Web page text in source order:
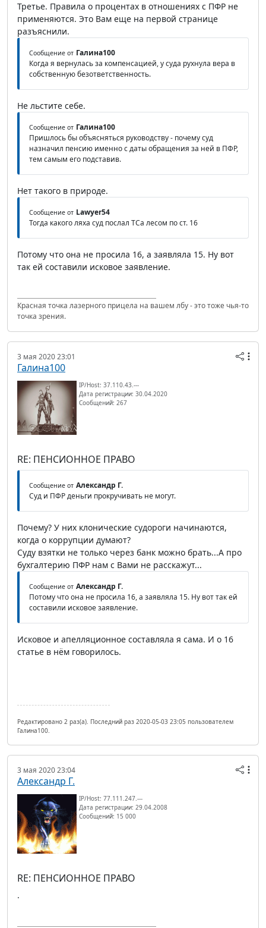
Третье. Правила о процентах в отношениях с ПФР не
применяются. Это Вам еще на первой странице
разъяснили.
Сообщение от Галина100
Когда я вернулась за компенсацией, у суда рухнула вера в
собственную безответственность.
Не льстите себе.
Сообщение от Галина100
Пришлось бы объясняться руководству - почему суд
назначил пенсию именно с даты обращения за ней в ПФР,
тем самым его подставив.
Нет такого в природе.
Сообщение от Lawyer54
Тогда какого ляха суд послал ТСа лесом по ст. 16
Потому что она не просила 16, а заявляла 15. Ну вот
так ей составили исковое заявление.
Красная точка лазерного прицела на вашем лбу - это тоже чья-то
точка зрения.
3 мая 2020 23:01
Галина100
IP/Host: 37.110.43.---
Дата регистрации: 30.04.2020
Сообщений: 267
RE: ПЕНСИОННОЕ ПРАВО
Сообщение от Александр Г.
Суд и ПФР деньги прокручивать не могут.
Почему? У них клонические судороги начинаются,
когда о коррупции думают?
Суду взятки не только через банк можно брать...А про
бухгалтерию ПФР нам с Вами не расскажут...
Сообщение от Александр Г.
Потому что она не просила 16, а заявляла 15. Ну вот так ей
составили исковое заявление.
Исковое и апелляционное составляла я сама. И о 16
статье в нём говорилось.
Редактировано 2 раз(а). Последний раз 2020-05-03 23:05 пользователем
Галина100.
3 мая 2020 23:04
Александр Г.
IP/Host: 77.111.247.---
Дата регистрации: 29.04.2008
Сообщений: 15 000
RE: ПЕНСИОННОЕ ПРАВО
.